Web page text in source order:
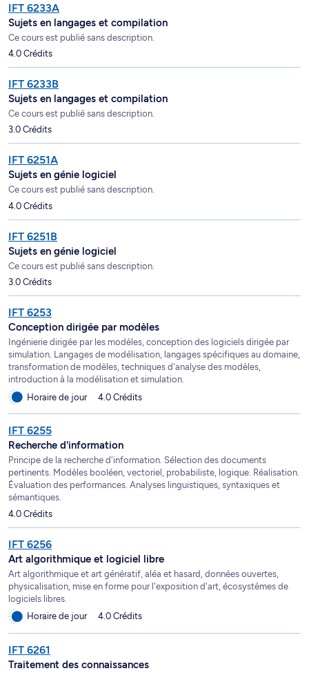
IFT 6233A
Sujets en langages et compilation
Ce cours est publié sans description.
4.0 Crédits
IFT 6233B
Sujets en langages et compilation
Ce cours est publié sans description.
3.0 Crédits
IFT 6251A
Sujets en génie logiciel
Ce cours est publié sans description.
4.0 Crédits
IFT 6251B
Sujets en génie logiciel
Ce cours est publié sans description.
3.0 Crédits
IFT 6253
Conception dirigée par modèles
Ingénierie dirigée par les modèles, conception des logiciels dirigée par
simulation. Langages de modélisation, langages spécifiques au domaine,
transformation de modèles, techniques d'analyse des modèles,
introduction à la modélisation et simulation.
Horaire de jour
4.0 Crédits
IFT 6255
Recherche d'information
Principe de la recherche d'information. Sélection des documents
pertinents. Modèles booléen, vectoriel, probabiliste, logique. Réalisation.
Évaluation des performances. Analyses linguistiques, syntaxiques et
sémantiques.
4.0 Crédits
IFT 6256
Art algorithmique et logiciel libre
Art algorithmique et art génératif, aléa et hasard, données ouvertes,
physicalisation, mise en forme pour l'exposition d'art, écosystèmes de
logiciels libres.
Horaire de jour
4.0 Crédits
IFT 6261
Traitement des connaissances